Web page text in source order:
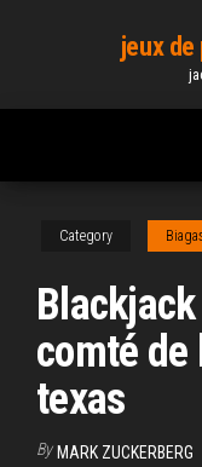
content
jeux
Category
comté de
texas
By MARK ZUCKERBERG